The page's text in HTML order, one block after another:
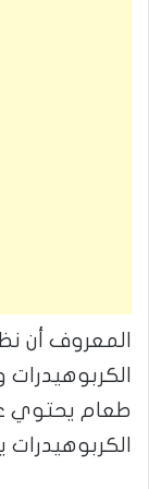
المعروف أن
طعام يحتوي
الكربوهيدرات